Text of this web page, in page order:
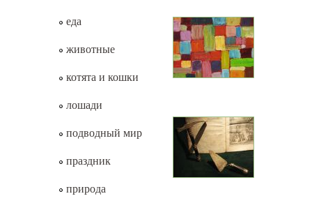
еда
животные
котята и кошки
лошади
подводный мир
праздник
природа